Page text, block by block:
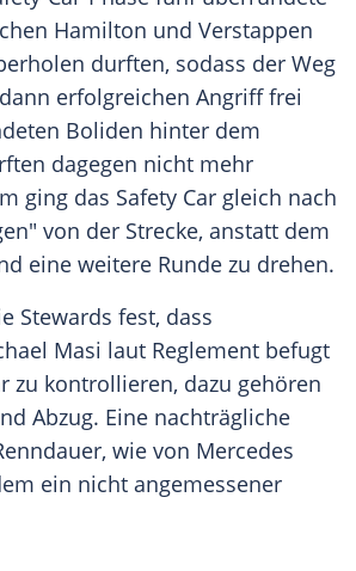
Hamilton und Verstappen
durften, sodass der Weg
erfolgreichen Angriff frei
Boliden hinter dem
dagegen nicht mehr
ging das Safety Car gleich nach
von der Strecke, anstatt dem
eine weitere Runde zu drehen.
Stewards fest, dass
Masi laut Reglement befugt
zu kontrollieren, dazu gehören
Abzug. Eine nachträgliche
wie von Mercedes
ein nicht angemessener